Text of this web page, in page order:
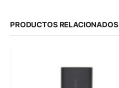
PRODUCTOS RELACIONADOS